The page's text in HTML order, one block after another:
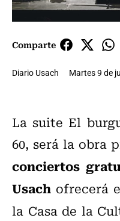
Comparte
Diario Usach Martes 9 de
La suite El
60, será la obra
conciertos
Usach ofrecerá
la Casa de la